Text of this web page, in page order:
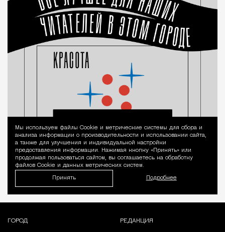
Уведомление
Мы используем файлы Сookie и метрические системы для сбора и
анализа информации о производительности и использовании сайта,
а также для улучшения и индивидуальной настройки
предоставления информации. Нажимая кнопку «Принять» или
продолжая пользоваться сайтом, вы соглашаетесь на обработку
файлов Cookie и данных метрических систем.
Принять Подробнее
ГОРОД РЕДАКЦИЯ